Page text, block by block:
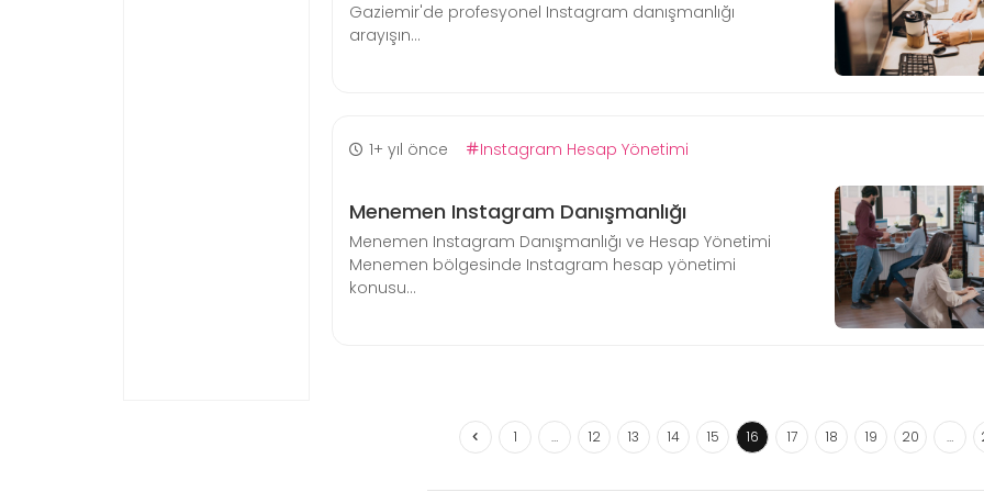
Gaziemir'de profesyonel Instagram danışmanlığı
arayışın...
1+ yıl önce Instagram Hesap Yönetimi
Menemen Instagram Danışmanlığı
Menemen Instagram Danışmanlığı ve Hesap Yönetimi
Menemen bölgesinde Instagram hesap yönetimi
konusu...
1 … 12 13 14 15 16 17 18 19 20 …